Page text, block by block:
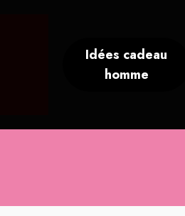
Idées cadeau
homme